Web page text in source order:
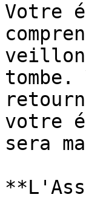
Votre
tombe.
votre
sera